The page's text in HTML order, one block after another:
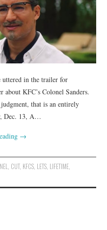
uttered in the trailer for
KFC’s Colonel Sanders.
that is an entirely
Dec. 13, A…
→
, CUT, KFCS, LETS, LIFETIME,